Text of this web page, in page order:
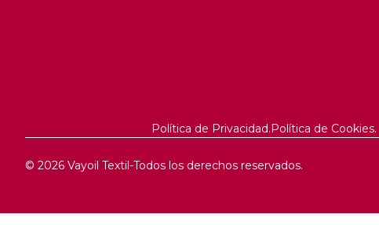
Política de Privacidad.Política de Cookies.
© 2026 Vayoil Textil-Todos los derechos reservados.